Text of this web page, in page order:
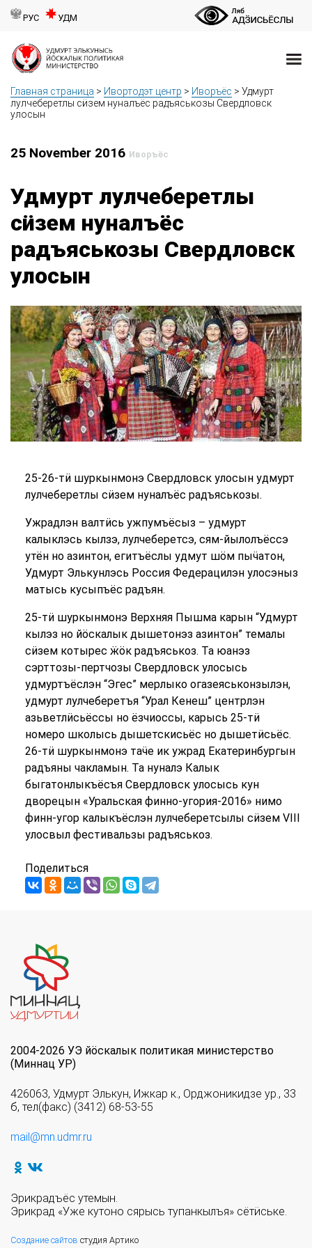
РУС УДМ
Главная страница > Ивортодэт центр > Иворъёс > Удмурт
лулчеберетлы сӥзем нуналъёс радъяськозы Свердловск
улосын
25 November 2016 Иворъёс
Удмурт лулчеберетлы
сӥзем нуналъёс
радъяськозы Свердловск
улосын
25-26-тӥ шуркынмонэ Свердловск улосын удмурт
лулчеберетлы сӥзем нуналъёс радъяськозы.
Ужрадлэн валтӥсь ужпумъёсыз – удмурт
калыклэсь кылзэ, лулчеберетсэ, сям-йылолъёссэ
утён но азинтон, егитъёслы удмут шӧм пыӵатон,
Удмурт Элькунлэсь Россия Федерацилэн улосэныз
матысь кусыпъёс радъян.
25-тӥ шуркынмонэ Верхняя Пышма карын “Удмурт
кылэз но йӧскалык дышетонэз азинтон” темалы
сӥзем котырес ӝӧк радъяськоз. Та юанэз
сэрттозы-пертчозы Свердловск улосысь
удмуртъёслэн “Эгес” мерлыко огазеяськонзылэн,
удмурт лулчеберетъя “Урал Кенеш” центрлэн
азьветлӥсьёссы но ёзчиоссы, карысь 25-тӥ
номеро школысь дышетскисьёс но дышетӥсьёс.
26-тӥ шуркынмонэ таӵе ик ужрад Екатеринбургын
радъяны чакламын. Та нуналэ Калык
быгатонлыкъёсъя Свердловск улосысь кун
дворецын «Уральская финно-угория-2016» нимо
финн-угор калыкъёслэн лулчеберетсылы сӥзем VIII
улосвыл фестивальзы радъяськоз.
Поделиться
2004-2026 УЭ йöскалык политикая министерство
(Миннац УР)
426063, Удмурт Элькун, Ижкар к., Орджоникидзе ур., 33
б, тел(факс) (3412) 68-53-55
mail@mn.udmr.ru
Эрикрадъёс утемын.
Эрикрад «Уже кутоно сярысь тупанкылъя» сётӥське.
Создание сайтов студия Артико